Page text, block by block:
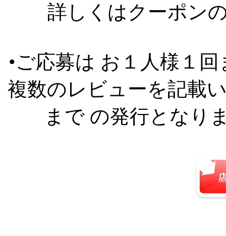
詳しくはクーポン
•ご応募は お１人様１
複数のレビューを記載
まで の発行となり